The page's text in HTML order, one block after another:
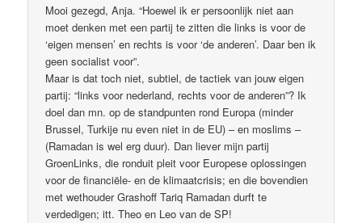
Mooi gezegd, Anja. “Hoewel ik er persoonlijk niet aan
moet denken met een partij te zitten die links is voor de
‘eigen mensen’ en rechts is voor ‘de anderen’. Daar ben ik
geen socialist voor”.
Maar is dat toch niet, subtiel, de tactiek van jouw eigen
partij: “links voor nederland, rechts voor de anderen”? Ik
doel dan mn. op de standpunten rond Europa (minder
Brussel, Turkije nu even niet in de EU) – en moslims –
(Ramadan is wel erg duur). Dan liever mijn partij
GroenLinks, die ronduit pleit voor Europese oplossingen
voor de financiële- en de klimaatcrisis; en die bovendien
met wethouder Grashoff Tariq Ramadan durft te
verdedigen; itt. Theo en Leo van de SP!